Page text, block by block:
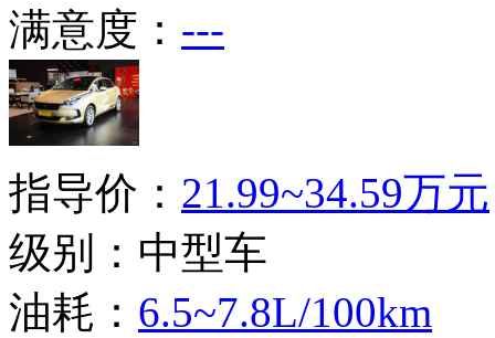
满意度： ---
指导价： 21.99~34.59万元
级别：中型车
油耗： 6.5~7.8L/100km